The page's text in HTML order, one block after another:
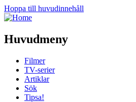
Hoppa till huvudinnehåll
Huvudmeny
Filmer
TV-serier
Artiklar
Sök
Tipsa!